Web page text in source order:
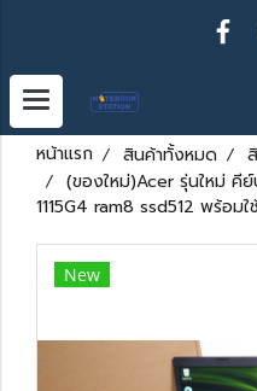
หน้าแรก สินค้าทั้งหมด
(ของใหม่)Acer รุ่นใหม่ คี
1115G4 ram8 ssd512 พร้อมใ
New